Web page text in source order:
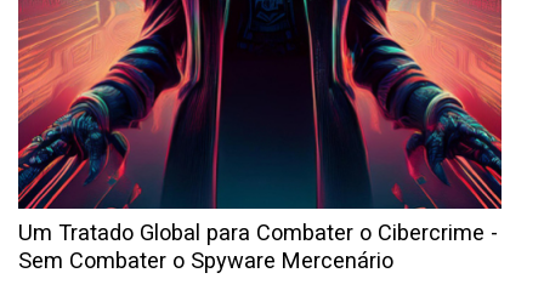
Um Tratado Global para Combater o Cibercrime -
Sem Combater o Spyware Mercenário